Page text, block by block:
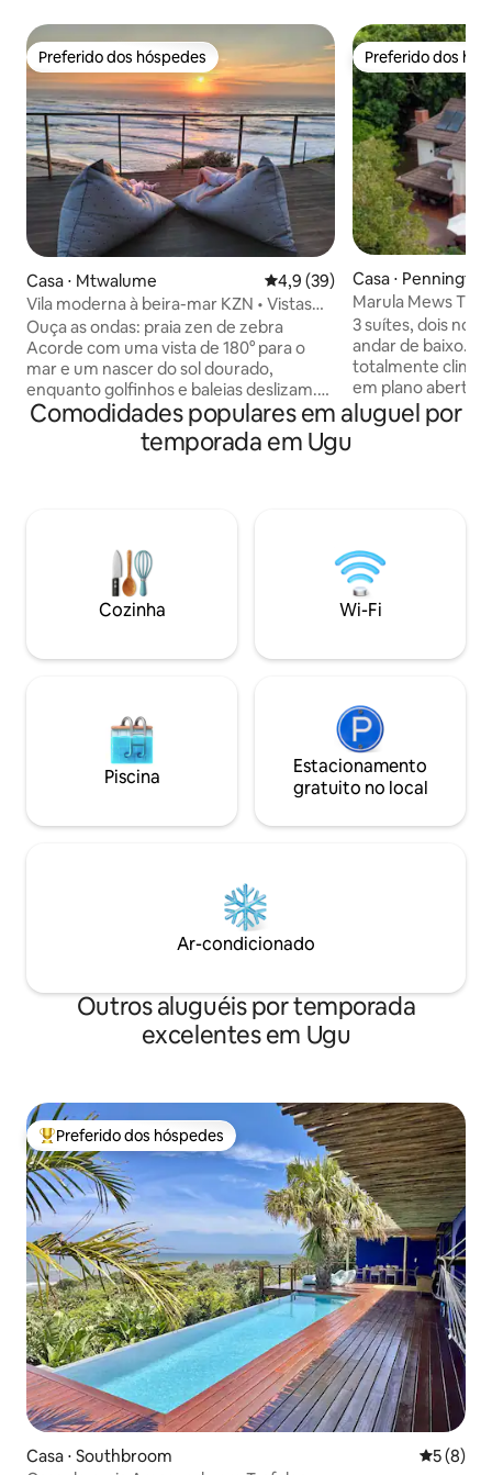
Preferido dos hóspedes
Preferido dos hóspedes
Casa ⋅ Mtwalume 4,9 de uma avaliação média
4,9 (39)
Vila moderna à beira-mar KZN • Vistas
deslumbrantes para o mar
Ouça as ondas: praia zen de zebra
Acorde com uma vista de 180° para o
mar e um nascer do sol dourado,
enquanto golfinhos e baleias deslizam.
Este santuário de 3 quartos com energia
solar na primeira fila fica a apenas
100 metros da costa. Projetado para
fora da rua. Desfrute de duas piscinas
cintilantes, risadas de trampolim e
segurança 24 horas por dia, 7 dias por
semana — luxo descalço, no verdadeiro
Preferido dos
Preferido dos
Casa ⋅ Pennington
Marula Mews T17
quartos e 3
3 suítes, dois no
andar de baixo.
totalmente
em plano aberto
jantar e cozinha
auto-suficiente.
secador de
cofre.
disponíveis para
quadra de tênis.
Comodidades populares em aluguel por
temporada em Ugu
Cozinha Wi-Fi
Piscina
Estacionamento
gratuito no local
Ar-condicionado
Outros aluguéis por temporada
excelentes em Ugu
Entre os melhores preferidos dos hóspedes
Preferido dos hóspedes
Casa ⋅ Southbroom 5 de
5 (8)